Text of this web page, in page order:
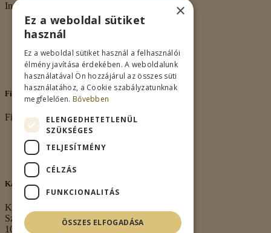
Információk
Rólunk
Adatkezelés
Vásárlási feltételek
Nagykereskedelem
Kapcsolat
Fiókom
Fiókom
Fiókom
Rendeléseim
Kívánságlista
Kapcsolat
Kapcsolat
Székhely:
1063 Budapest,
×
Ez a weboldal sütiket
használ
Ez a weboldal sütiket használ a felhasználói
élmény javítása érdekében. A weboldalunk
használatával Ön hozzájárul az összes süti
használatához, a Cookie szabályzatunknak
megfelelően. Bővebben
ELENGEDHETETLENÜL
SZÜKSÉGES
TELJESÍTMÉNY
CÉLZÁS
FUNKCIONALITÁS
ÖSSZES ELFOGADÁSA